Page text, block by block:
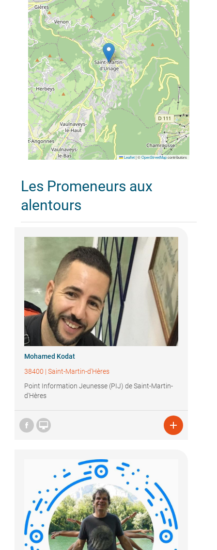
Leaflet |©OpenStreetMapcontributors
Les Promeneurs aux
alentours
Mohamed Kodat
38400 | Saint-Martin-d'Hères
Point Information Jeunesse (PIJ) de Saint-Martin-
d'Hères
 